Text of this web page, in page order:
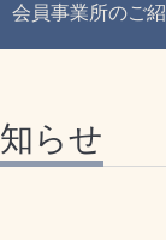
会員事業所のご
らせ